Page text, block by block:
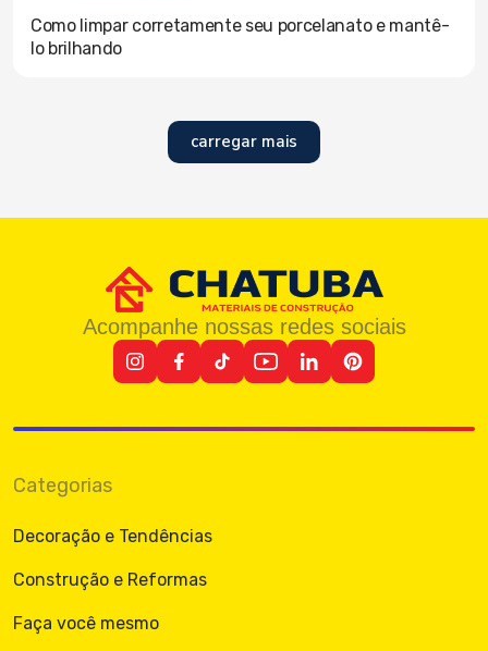
Como limpar corretamente seu porcelanato e mantê-
lo brilhando
carregar mais
Acompanhe nossas redes sociais
Categorias
Decoração e Tendências
Construção e Reformas
Faça você mesmo